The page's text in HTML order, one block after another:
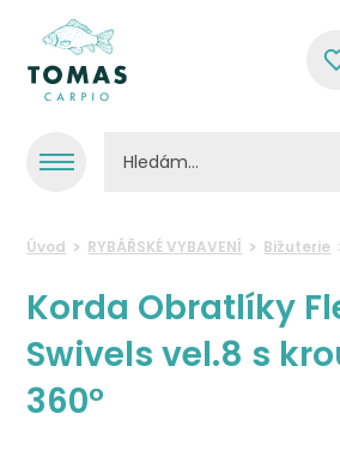
Úvod RYBÁŘSKÉ VYBAVENÍ Bižuterie
Korda Obratlíky
Swivels vel.8 s
360°